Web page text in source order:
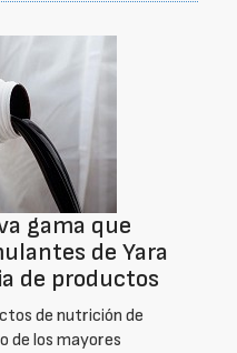
gama que
de Yara
de productos
de nutrición de
de los mayores